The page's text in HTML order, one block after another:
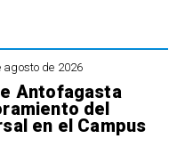
agosto de 2026
Antofagasta
del
en el Campus